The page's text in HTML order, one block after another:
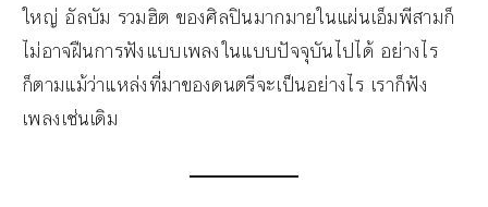
ใหญ่ อัลบัม รวมฮิต ของศิลปินมากมายในแผ่นเอ็มพีสามก็
ไม่อาจฝืนการฟังแบบเพลงในแบบปัจจุบันไปได้ อย่างไร
ก็ตามแม้ว่าแหล่งที่มาของดนตรีจะเป็นอย่างไร เราก็ฟัง
เพลงเช่นเดิม